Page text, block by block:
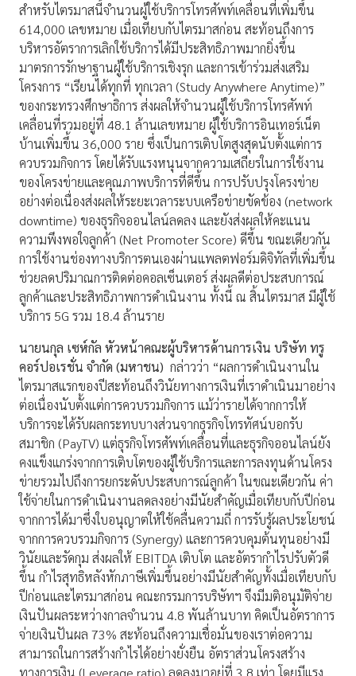
สำหรับไตรมาสนี้จำนวนผู้ใช้บริการโทรศัพท์เคลื่อนที่เพิ่มขึ้น
614,000 เลขหมาย เมื่อเทียบกับไตรมาสก่อน สะท้อนถึงการ
บริหารอัตราการเลิกใช้บริการได้มีประสิทธิภาพมากยิ่งขึ้น
มาตรการรักษาฐานผู้ใช้บริการเชิงรุก และการเข้าร่วมส่งเสริม
โครงการ “เรียนได้ทุกที่ ทุกเวลา (Study Anywhere Anytime)”
ของกระทรวงศึกษาธิการ ส่งผลให้จำนวนผู้ใช้บริการโทรศัพท์
เคลื่อนที่รวมอยู่ที่ 48.1 ล้านเลขหมาย ผู้ใช้บริการอินเทอร์เน็ต
บ้านเพิ่มขึ้น 36,000 ราย ซึ่งเป็นการเติบโตสูงสุดนับตั้งแต่การ
ควบรวมกิจการ โดยได้รับแรงหนุนจากความเสถียรในการใช้งาน
ของโครงข่ายและคุณภาพบริการที่ดีขึ้น การปรับปรุงโครงข่าย
อย่างต่อเนื่องส่งผลให้ระยะเวลาระบบเครือข่ายขัดข้อง (network
downtime) ของธุรกิจออนไลน์ลดลง และยังส่งผลให้คะแนน
ความพึงพอใจลูกค้า (Net Promoter Score) ดีขึ้น ขณะเดียวกัน
การใช้งานช่องทางบริการตนเองผ่านแพลตฟอร์มดิจิทัลที่เพิ่มขึ้น
ช่วยลดปริมาณการติดต่อคอลเซ็นเตอร์ ส่งผลดีต่อประสบการณ์
ลูกค้าและประสิทธิภาพการดำเนินงาน ทั้งนี้ ณ สิ้นไตรมาส มีผู้ใช้
บริการ 5G รวม 18.4 ล้านราย
นายนกุล เซห์กัล หัวหน้าคณะผู้บริหารด้านการเงิน บริษัท ทรู
คอร์ปอเรชั่น จำกัด (มหาชน) กล่าวว่า “ผลการดำเนินงานใน
ไตรมาสแรกของปีสะท้อนถึงวินัยทางการเงินที่เราดำเนินมาอย่าง
ต่อเนื่องนับตั้งแต่การควบรวมกิจการ แม้ว่ารายได้จากการให้
บริการจะได้รับผลกระทบบางส่วนจากธุรกิจโทรทัศน์บอกรับ
สมาชิก (PayTV) แต่ธุรกิจโทรศัพท์เคลื่อนที่และธุรกิจออนไลน์ยัง
คงแข็งแกร่งจากการเติบโตของผู้ใช้บริการและการลงทุนด้านโครง
ข่ายรวมไปถึงการยกระดับประสบการณ์ลูกค้า ในขณะเดียวกัน ค่า
ใช้จ่ายในการดำเนินงานลดลงอย่างมีนัยสำคัญเมื่อเทียบกับปีก่อน
จากการได้มาซึ่งใบอนุญาตให้ใช้คลื่นความถี่ การรับรู้ผลประโยชน์
จากการควบรวมกิจการ (Synergy) และการควบคุมต้นทุนอย่างมี
วินัยและรัดกุม ส่งผลให้ EBITDA เติบโต และอัตรากำไรปรับตัวดี
ขึ้น กำไรสุทธิหลังหักภาษีเพิ่มขึ้นอย่างมีนัยสำคัญทั้งเมื่อเทียบกับ
ปีก่อนและไตรมาสก่อน คณะกรรมการบริษัทฯ จึงมีมติอนุมัติจ่าย
เงินปันผลระหว่างกาลจำนวน 4.8 พันล้านบาท คิดเป็นอัตราการ
จ่ายเงินปันผล 73% สะท้อนถึงความเชื่อมั่นของเราต่อความ
สามารถในการสร้างกำไรได้อย่างยั่งยืน อัตราส่วนโครงสร้าง
ทางการเงิน (Leverage ratio) ลดลงมาอยู่ที่ 3.8 เท่า โดยมีแรง